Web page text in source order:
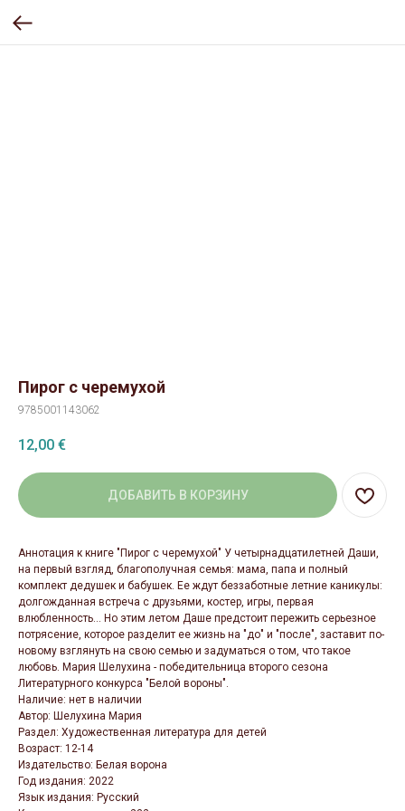
Пирог с черемухой
9785001143062
12,00 €
ДОБАВИТЬ В КОРЗИНУ
Аннотация к книге "Пирог с черемухой" У четырнадцатилетней Даши,
на первый взгляд, благополучная семья: мама, папа и полный
комплект дедушек и бабушек. Ее ждут беззаботные летние каникулы:
долгожданная встреча с друзьями, костер, игры, первая
влюбленность... Но этим летом Даше предстоит пережить серьезное
потрясение, которое разделит ее жизнь на "до" и "после", заставит по-
новому взглянуть на свою семью и задуматься о том, что такое
любовь. Мария Шелухина - победительница второго сезона
Литературного конкурса "Белой вороны".
Наличие: нет в наличии
Автор: Шелухина Мария
Раздел: Художественная литература для детей
Возраст: 12-14
Издательство: Белая ворона
Год издания: 2022
Язык издания: Русский